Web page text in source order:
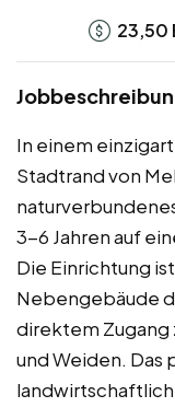
23,50
In einem
Stadtrand von
3-6 Jahren auf
Die Einrichtung
Nebengebäude
direktem Zugang
und Weiden.